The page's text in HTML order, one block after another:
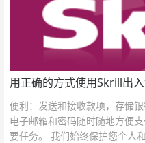
用正确的方式使用Skrill出
便利：发送和接收款项，存储
电子邮箱和密码随时随地方便
要任务。 我们始终保护您个人